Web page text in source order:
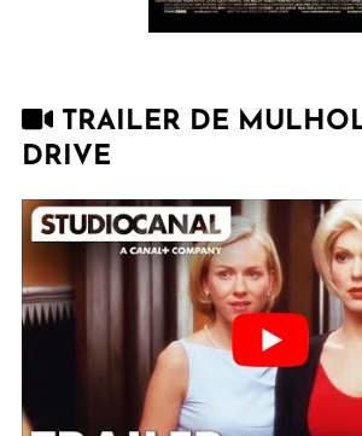
TRAILER DE
DRIVE